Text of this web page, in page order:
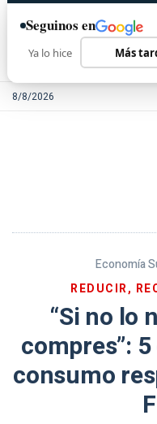
8/8/2026
Economía
REDUCIR,
“Si no lo
compres”:
consumo
Seguinos en
Ya lo hice Más